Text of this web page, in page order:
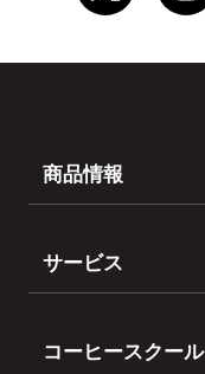
商品情報
サービス
コーヒースクール